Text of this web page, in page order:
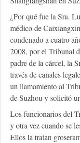
¿Por qué fue la Sra.
médico de
condenado a cuatro
2008, por el Tribunal
padre de la cárcel, la
través de canales
un llamamiento al
de Suzhou y solicitó
Los funcionarios del
y otra vez cuando se
Ellos la tratan